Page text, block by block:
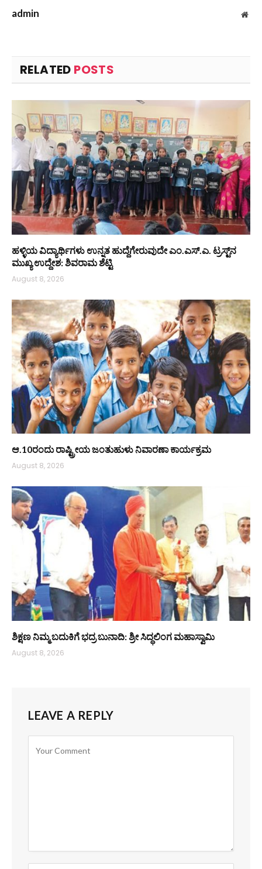
admin
RELATED POSTS
ಹಳ್ಳಿಯ ವಿದ್ಯಾರ್ಥಿಗಳು ಉನ್ನತ ಹುದ್ದೆಗೇರುವುದೇ ಎಂ.ಎಸ್.ಎ. ಟ್ರಸ್ಟ್‌ನ
ಮುಖ್ಯ ಉದ್ದೇಶ: ಶಿವರಾಮ ಶೆಟ್ಟಿ
August 8, 2026
ಆ.10ರಂದು ರಾಷ್ಟ್ರೀಯ ಜಂತುಹುಳು ನಿವಾರಣಾ ಕಾರ್ಯಕ್ರಮ
August 8, 2026
ಶಿಕ್ಷಣ ನಿಮ್ಮ ಬದುಕಿಗೆ ಭದ್ರ ಬುನಾದಿ: ಶ್ರೀ ಸಿದ್ಧಲಿಂಗ ಮಹಾಸ್ವಾಮಿ
August 8, 2026
LEAVE A REPLY